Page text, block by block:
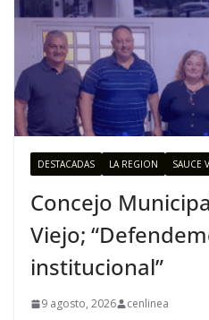
DESTACADAS LA REGION SAUCE
Concejo
Viejo;
institucional”
9 agosto, 2026 cenlinea